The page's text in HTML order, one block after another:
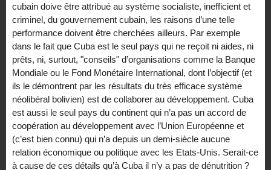
cubain doive être attribué au système socialiste, inefficient et
criminel, du gouvernement cubain, les raisons d’une telle
performance doivent être cherchées ailleurs. Par exemple
dans le fait que Cuba est le seul pays qui ne reçoit ni aides, ni
prêts, ni, surtout, "conseils" d’organisations comme la Banque
Mondiale ou le Fond Monétaire International, dont l’objectif (et
ils le démontrent par les résultats du très efficace système
néolibéral bolivien) est de collaborer au développement. Cuba
est aussi le seul pays du continent qui n’a pas un accord de
coopération au développement avec l’Union Européenne et
(c’est bien connu) qui n’a depuis un demi-siècle aucune
relation économique ou politique avec les Etats-Unis. Serait-ce
à cause de ces détails qu’à Cuba il n’y a pas de dénutrition ?